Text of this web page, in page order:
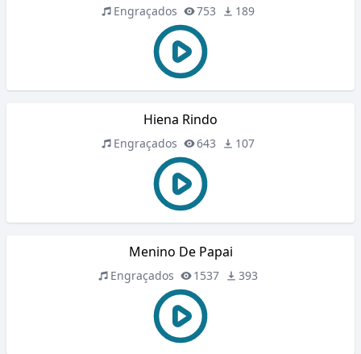
Engraçados 753 189
Hiena Rindo
Engraçados 643 107
Menino De Papai
Engraçados 1537 393